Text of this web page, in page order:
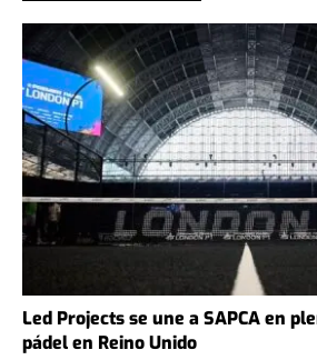
Led Projects se une a SAPCA en
pádel en Reino Unido